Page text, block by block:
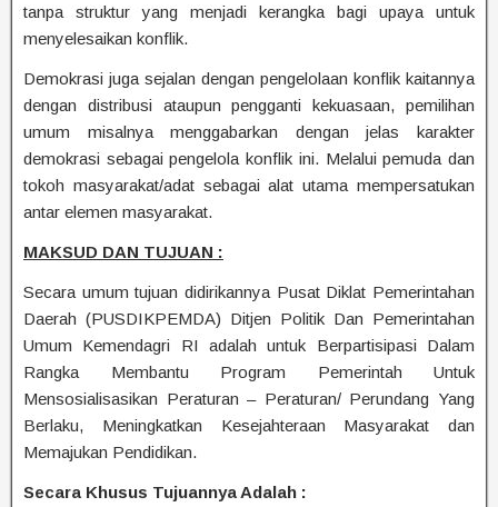
tanpa struktur yang menjadi kerangka bagi upaya untuk
menyelesaikan konflik.
Demokrasi juga sejalan dengan pengelolaan konflik kaitannya
dengan distribusi ataupun pengganti kekuasaan, pemilihan
umum misalnya menggabarkan dengan jelas karakter
demokrasi sebagai pengelola konflik ini. Melalui pemuda dan
tokoh masyarakat/adat sebagai alat utama mempersatukan
antar elemen masyarakat.
MAKSUD DAN TUJUAN :
Secara umum tujuan didirikannya Pusat Diklat Pemerintahan
Daerah (PUSDIKPEMDA) Ditjen Politik Dan Pemerintahan
Umum Kemendagri RI adalah untuk Berpartisipasi Dalam
Rangka Membantu Program Pemerintah Untuk
Mensosialisasikan Peraturan – Peraturan/ Perundang Yang
Berlaku, Meningkatkan Kesejahteraan Masyarakat dan
Memajukan Pendidikan.
Secara Khusus Tujuannya Adalah :